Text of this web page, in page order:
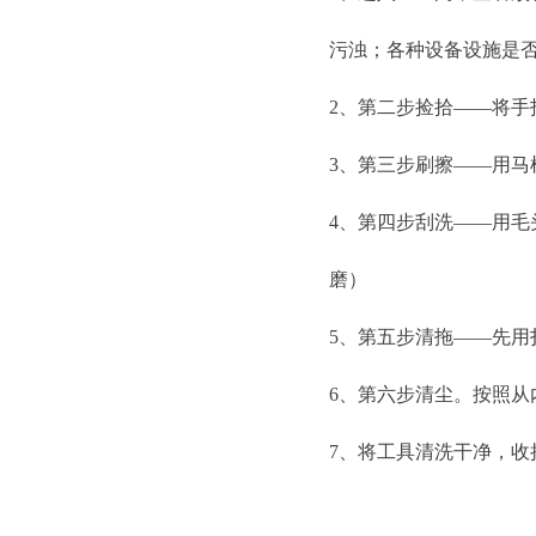
污浊；各种设备设施是
2、第二步捡拾——将手
3、第三步刷擦——用马
4、第四步刮洗——用毛
磨）
5、第五步清拖——先用
6、第六步清尘。按照
7、将工具清洗干净，